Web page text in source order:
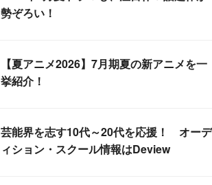
勢ぞろい！
【夏アニメ2026】7月期夏の新アニメを一
挙紹介！
芸能界を志す10代～20代を応援！ オーデ
ィション・スクール情報はDeview